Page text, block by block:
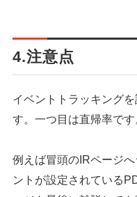
4.注意点
イベントトラッキング
す。一つ目は直帰率です
例えば冒頭のIRページ
ントが設定されている